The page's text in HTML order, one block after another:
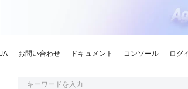
キーワードを入力